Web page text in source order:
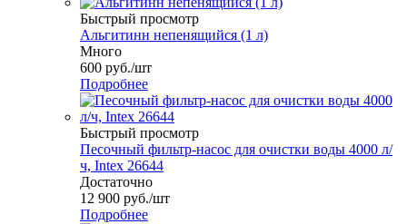
Быстрый просмотр
Альгитинн непенящийся (1 л)
Много
600 руб./шт
Подробнее
Быстрый просмотр
Песочный фильтр-насос для очистки воды 4000 л/
ч, Intex 26644
Достаточно
12 900 руб./шт
Подробнее